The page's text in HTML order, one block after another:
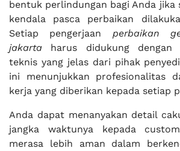
bentuk perlindungan bagi Anda jika
kendala pasca perbaikan
Setiap pengerjaan perbaikan
jakarta harus didukung dengan
teknis yang jelas dari pihak
ini menunjukkan profesionalitas
kerja yang diberikan kepada setiap
Anda dapat menanyakan detail
jangka waktunya kepada
merasa lebih aman dalam